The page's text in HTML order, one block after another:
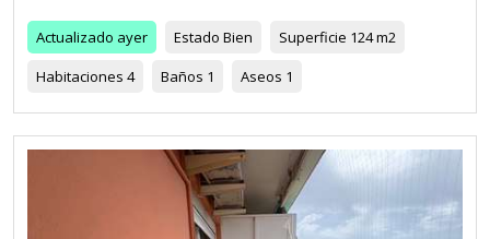
Actualizado ayer Estado Bien Superficie 124 m2
Habitaciones 4 Baños 1 Aseos 1